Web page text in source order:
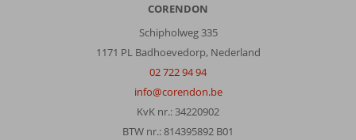
CORENDON
Schipholweg 335
1171 PL Badhoevedorp, Nederland
02 722 94 94
info@corendon.be
KvK nr.: 34220902
BTW nr.: 814395892 B01